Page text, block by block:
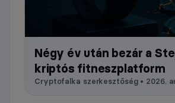
Négy év után bezár a
kriptós fitneszplatform
Cryptofalka szerkesztőség • 2026.